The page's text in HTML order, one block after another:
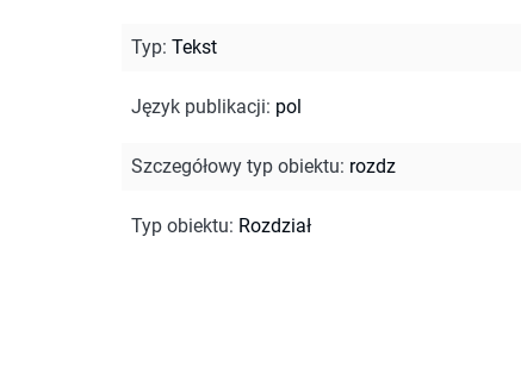
Typ: Tekst
Język publikacji: pol
Szczegółowy typ obiektu: rozdz
Typ obiektu: Rozdział